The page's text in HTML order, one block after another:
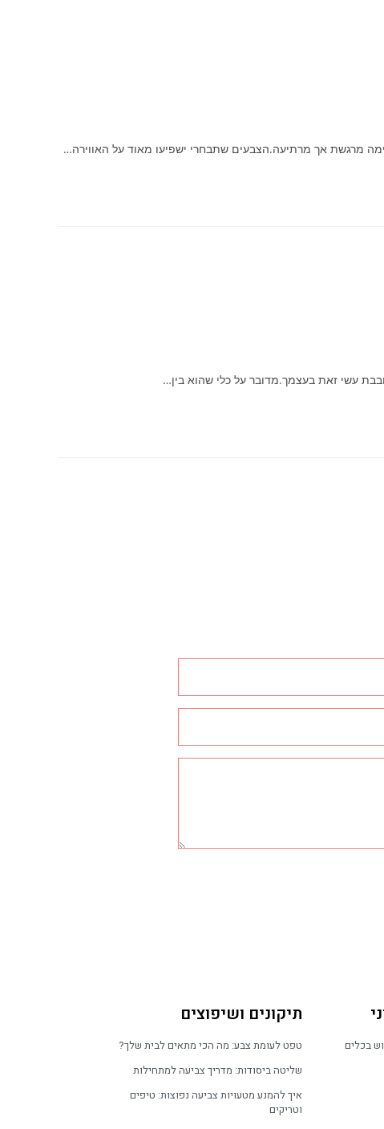
מרגשת אך מרתיעה.הצבעים שתבחרי ישפיעו מאוד על האווירה…
עשי זאת בעצמך.מדובר על כלי שהוא בין…
בכלים
תיקונים ושיפוצים
טפט לעומת צבע: מה הכי מתאים לבית שלך?
שליטה ביסודות: מדריך צביעה למתחילות
איך להמנע מטעויות צביעה נפוצות: טיפים
וטריקים